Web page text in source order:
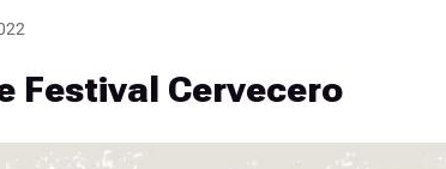
Festival Cervecero